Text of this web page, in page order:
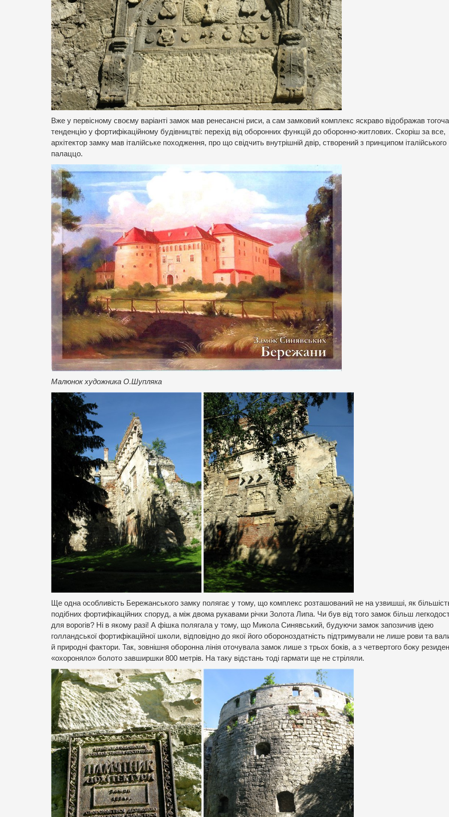
Вже у первісному своєму варіанті замок мав ренесансні риси, а сам замковий комплекс яскраво відображав
тенденцію у фортифікаційному будівництві: перехід від оборонних функцій до оборонно-житлових. Скоріш за все,
архітектор замку мав італійське походження, про що свідчить внутрішній двір, створений з принципом італійського
палаццо.
Малюнок художника О.Шупляка
Ще одна особливість Бережанського замку полягає у тому, що комплекс розташований не на узвишші, як
подібних фортифікаційних споруд, а між двома рукавами річки Золота Липа. Чи був від того замок більш
для ворогів? Ні в якому разі! А фішка полягала у тому, що Микола Синявський, будуючи замок запозичив ідею
голландської фортифікаційної школи, відповідно до якої його обороноздатність підтримували не лише рови та
й природні фактори. Так, зовнішня оборонна лінія оточувала замок лише з трьох боків, а з четвертого боку
«охороняло» болото завширшки 800 метрів. На таку відстань тоді гармати ще не стріляли.